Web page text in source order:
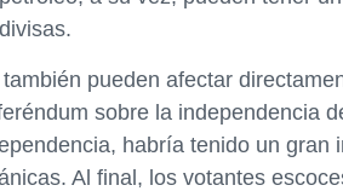
pueden afectar
sobre la independencia
habría tenido un gran
Al final, los votantes